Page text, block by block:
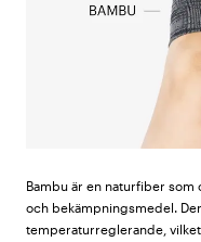
Bambu är en naturfiber
och bekämpningsmedel.
temperaturreglerande,